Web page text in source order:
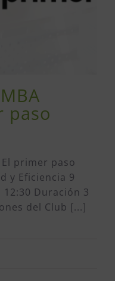
paso
El primer paso
y Eficiencia 9
Duración 3
del Club [...]